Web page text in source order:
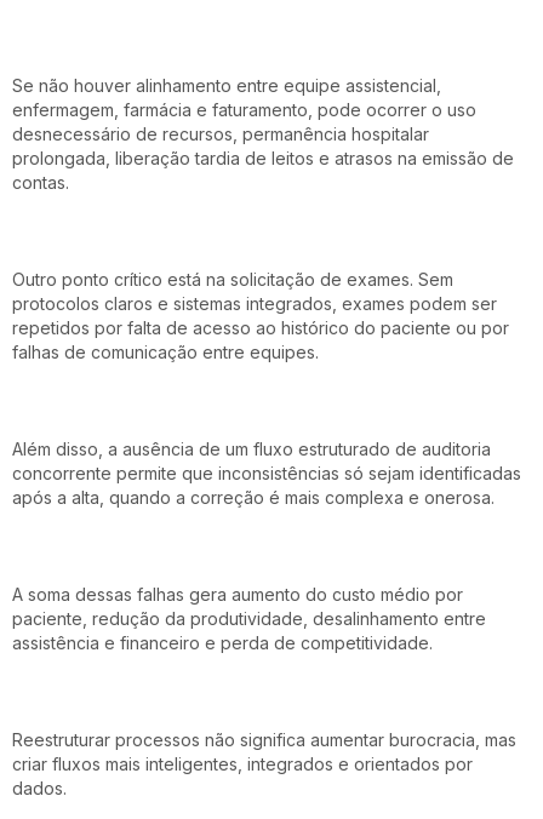
Se não houver alinhamento entre equipe assistencial,
enfermagem, farmácia e faturamento, pode ocorrer o uso
desnecessário de recursos, permanência hospitalar
prolongada, liberação tardia de leitos e atrasos na emissão de
contas.
Outro ponto crítico está na solicitação de exames. Sem
protocolos claros e sistemas integrados, exames podem ser
repetidos por falta de acesso ao histórico do paciente ou por
falhas de comunicação entre equipes.
Além disso, a ausência de um fluxo estruturado de auditoria
concorrente permite que inconsistências só sejam identificadas
após a alta, quando a correção é mais complexa e onerosa.
A soma dessas falhas gera aumento do custo médio por
paciente, redução da produtividade, desalinhamento entre
assistência e financeiro e perda de competitividade.
Reestruturar processos não significa aumentar burocracia, mas
criar fluxos mais inteligentes, integrados e orientados por
dados.